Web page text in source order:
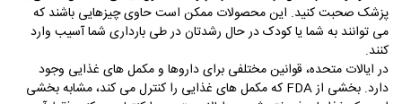
پزشک صحبت کنید. این محصولات ممکن است حاوی چیزهایی باشند که
می­ توانند به شما یا کودک در حال رشدتان در طی بارداری شما آسیب وارد
کنند.
در ایالات متحده، قوانین مختلفی برای داروها و مکمل­ های غذایی وجود
دارد. بخشی ازFDA که مکمل­ های غذایی را کنترل می­ کند، مشابه بخشی